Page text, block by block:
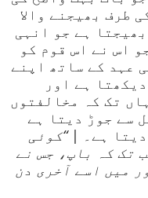
طرف بھیجنے والا
ہے جو انہی
اس نے اس قوم کو
عہد کے ساتھ اپنے
ہے اور
تک کہ مخالفتوں
سے جوڑ دیتا ہے
دیتا ہے۔ |“کوئی
تک کہ باپ، جس نے
میں اسے آخری دن